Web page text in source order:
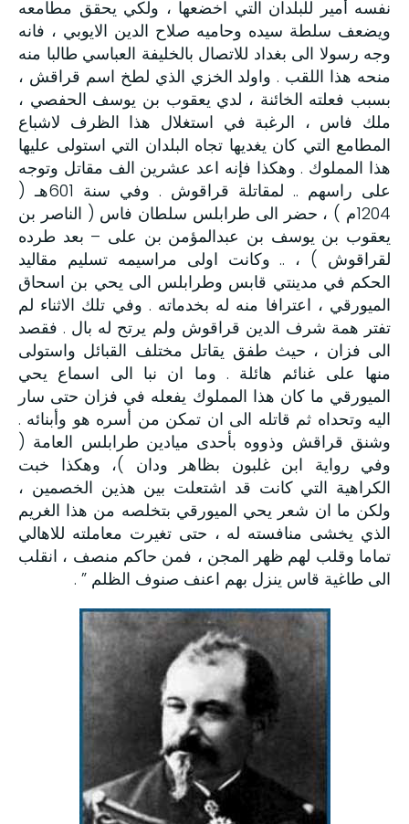
نفسه أمير للبلدان التي اخضعها ، ولكي يحقق مطامعه
ويضعف سلطة سيده وحاميه صلاح الدين الايوبي ، فانه
وجه رسولا الى بغداد للاتصال بالخليفة العباسي طالبا منه
منحه هذا اللقب . واولد الخزي الذي لطخ اسم قراقش ،
بسبب فعلته الخائنة ، لدي يعقوب بن يوسف الحفصي ،
ملك فاس ، الرغبة في استغلال هذا الظرف لاشباع
المطامع التي كان يغديها تجاه البلدان التي استولى عليها
هذا المملوك . وهكذا فإنه اعد عشرين الف مقاتل وتوجه
على راسهم .. لمقاتلة قراقوش . وفي سنة 601هـ (
1204م ) ، حضر الى طرابلس سلطان فاس ( الناصر بن
يعقوب بن يوسف بن عبدالمؤمن بن على – بعد طرده
لقراقوش ) ، .. وكانت اولى مراسيمه تسليم مقاليد
الحكم في مدينتي قابس وطرابلس الى يحي بن اسحاق
الميورقي ، اعترافا منه له بخدماته . وفي تلك الاثناء لم
تفتر همة شرف الدين قراقوش ولم يرتح له بال . فقصد
الى فزان ، حيث طفق يقاتل مختلف القبائل واستولى
منها على غنائم هائلة . وما ان نبا الى اسماع يحي
الميورقي ما كان هذا المملوك يفعله في فزان حتى سار
اليه وتحداه ثم قاتله الى ان تمكن من أسره هو وأبنائه .
وشنق قراقش وذووه بأحدى ميادين طرابلس العامة (
وفي رواية ابن غلبون بظاهر ودان )، وهكذا خبت
الكراهية التي كانت قد اشتعلت بين هذين الخصمين ،
ولكن ما ان شعر يحي الميورقي بتخلصه من هذا الغريم
الذي يخشى منافسته له ، حتى تغيرت معاملته للاهالي
تماما وقلب لهم ظهر المجن ، فمن حاكم منصف ، انقلب
الى طاغية قاس ينزل بهم اعنف صنوف الظلم ” .